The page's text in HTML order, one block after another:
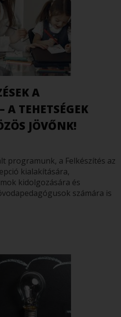
A
A TEHETSÉGEK
JÖVŐNK!
programunk, a Felkészítés az
kialakítására,
kidolgozására és
számára is